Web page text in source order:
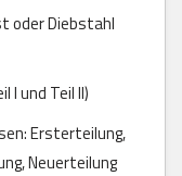
oder Diebstahl
I und Teil II)
Ersterteilung,
Neuerteilung